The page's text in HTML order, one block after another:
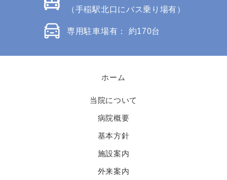
（手稲駅北口にバス乗り場有）
専用駐車場有： 約170台
ホーム
当院について
病院概要
基本方針
施設案内
外来案内